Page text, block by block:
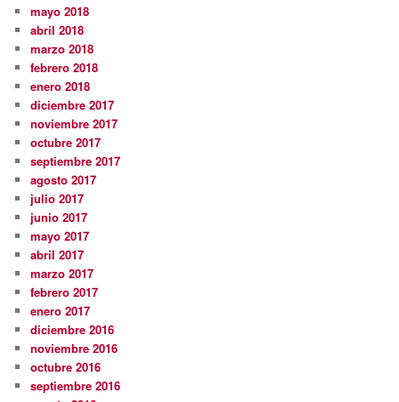
mayo 2018
abril 2018
marzo 2018
febrero 2018
enero 2018
diciembre 2017
noviembre 2017
octubre 2017
septiembre 2017
agosto 2017
julio 2017
junio 2017
mayo 2017
abril 2017
marzo 2017
febrero 2017
enero 2017
diciembre 2016
noviembre 2016
octubre 2016
septiembre 2016